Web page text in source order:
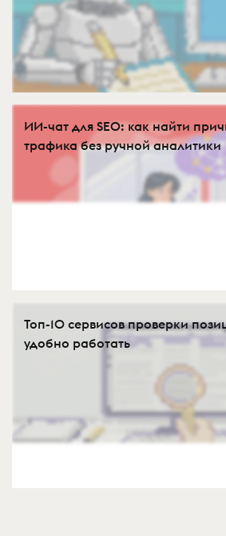
ИИ-чат для SEO: как найти
трафика без ручной аналитики
Топ-10 сервисов проверки
удобно работать